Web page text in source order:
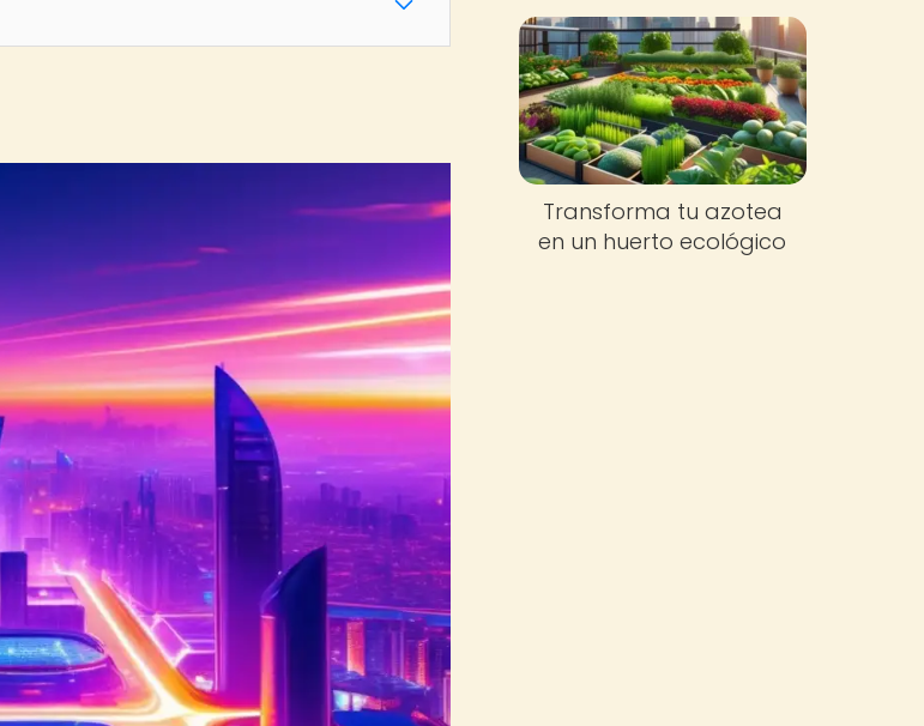
Transforma tu azotea
en un huerto ecológico